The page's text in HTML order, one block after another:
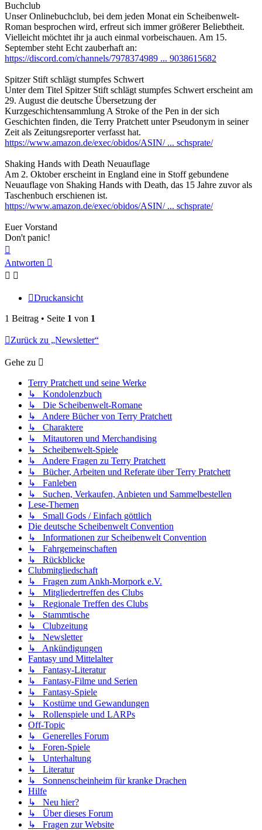
Buchclub
Unser Onlinebuchclub, bei dem jeden Monat ein Scheibenwelt-
Roman besprochen wird, erfreut sich immer größerer Beliebtheit.
Vielleicht möchtet ihr ja auch einmal vorbeischauen. Am 15.
September steht Echt zauberhaft an:
https://discord.com/channels/7978374989 ... 9038615682
Spitzer Stift schlägt stumpfes Schwert
Unter dem Titel Spitzer Stift schlägt stumpfes Schwert erscheint am
29. August die deutsche Übersetzung der
Kurzgeschichtensammlung A Stroke of the Pen in der sich
Geschichten finden, die Terry Pratchett unter Pseudonym in seiner
Zeit als Zeitungsreporter verfasst hat.
https://www.amazon.de/exec/obidos/ASIN/ ... schsprate/
Shaking Hands with Death Neuauflage
Am 2. Oktober erscheint in England eine in Stoff gebundene
Neuauflage von Shaking Hands with Death, das 15 Jahre zuvor als
Taschenbuch erschienen ist.
https://www.amazon.de/exec/obidos/ASIN/ ... schsprate/
Euer Vorstand
Don't panic!
oben
Antworten
Druckansicht
1 Beitrag • Seite 1 von 1
Zurück zu „Newsletter“
Gehe zu
Terry Pratchett und seine Werke
↳ Kondolenzbuch
↳ Die Scheibenwelt-Romane
↳ Andere Bücher von Terry Pratchett
↳ Charaktere
↳ Mitautoren und Merchandising
↳ Scheibenwelt-Spiele
↳ Andere Fragen zu Terry Pratchett
↳ Bücher, Arbeiten und Referate über Terry Pratchett
↳ Fanleben
↳ Suchen, Verkaufen, Anbieten und Sammelbestellen
Lese-Themen
↳ Small Gods / Einfach göttlich
Die deutsche Scheibenwelt Convention
↳ Informationen zur Scheibenwelt Convention
↳ Fahrgemeinschaften
↳ Rückblicke
Clubmitgliedschaft
↳ Fragen zum Ankh-Morpork e.V.
↳ Mitgliedertreffen des Clubs
↳ Regionale Treffen des Clubs
↳ Stammtische
↳ Clubzeitung
↳ Newsletter
↳ Ankündigungen
Fantasy und Mittelalter
↳ Fantasy-Literatur
↳ Fantasy-Filme und Serien
↳ Fantasy-Spiele
↳ Kostüme und Gewandungen
↳ Rollenspiele und LARPs
Off-Topic
↳ Generelles Forum
↳ Foren-Spiele
↳ Unterhaltung
↳ Literatur
↳ Sonnenscheinheim für kranke Drachen
Hilfe
↳ Neu hier?
↳ Über dieses Forum
↳ Fragen zur Website